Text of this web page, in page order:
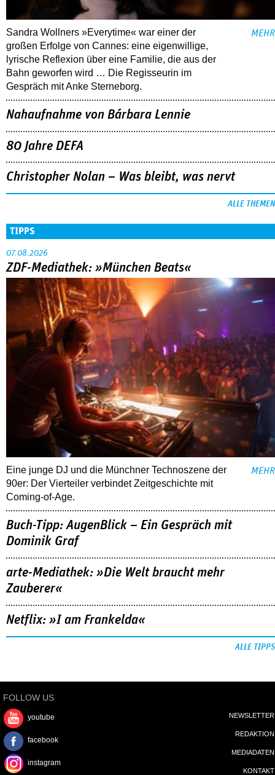
Sandra Wollners »Everytime« war einer der
großen Erfolge von Cannes: eine eigenwillige,
lyrische Reflexion über eine ­Familie, die aus der
Bahn geworfen wird … Die Regisseurin im
Gespräch mit Anke Sterneborg.
MEHR
Nahaufnahme von Bárbara Lennie
80 Jahre DEFA
Christopher Nolan – Was bleibt, was nervt
ALLE THEMEN
TIPPS
07.08.2026
ZDF-Mediathek: »München Beats«
Eine junge DJ und die Münchner Technoszene der
90er: Der Vierteiler verbindet Zeitgeschichte mit
Coming-of-Age.
MEHR
Buch-Tipp: AugenBlick – Ein Gespräch mit
Dominik Graf
arte-Mediathek: »Die Welt braucht mehr
Zauberer«
Netflix: »I am Frankelda«
ALLE TIPPS
FOLLOW US
youtube
facebook
instagram
NEWSLETTER
REDAKTION
MEDIADATEN
KONTAKT